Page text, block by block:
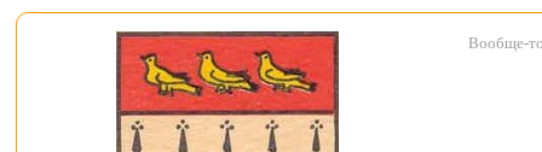
Вообще-то